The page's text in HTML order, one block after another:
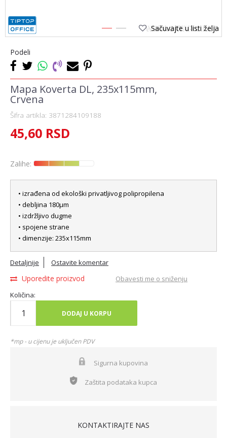
1 2 Sačuvajte u listi želja
Podeli
Mapa Koverta DL, 235x115mm,
Crvena
Šifra artikla: 3871284109188
45,60 RSD
Zalihe:
• izrađena od ekološki privatljivog polipropilena
• debljina 180µm
• izdržljivo dugme
• spojene strane
• dimenzije: 235x115mm
Detaljnije Ostavite komentar
Uporedite proizvod
Obavesti me o sniženju
Količina:
DODAJ U KORPU
*mp - u cijenu je uključen PDV
Sigurna kupovina
Zaštita podataka kupca
KONTAKTIRAJTE NAS